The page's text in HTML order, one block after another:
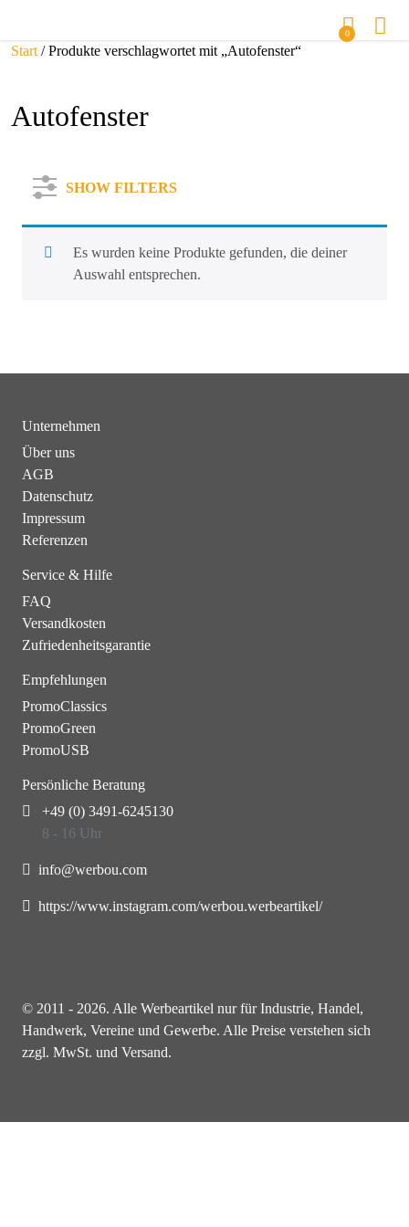
0
Start / Produkte verschlagwortet mit „Autofenster“
Autofenster
SHOW FILTERS
Es wurden keine Produkte gefunden, die deiner
Auswahl entsprechen.
Unternehmen
Über uns
AGB
Datenschutz
Impressum
Referenzen
Service & Hilfe
FAQ
Versandkosten
Zufriedenheitsgarantie
Empfehlungen
PromoClassics
PromoGreen
PromoUSB
Persönliche Beratung
+49 (0) 3491-6245130
8 - 16 Uhr
info@werbou.com
https://www.instagram.com/werbou.werbeartikel/
© 2011 - 2026. Alle Werbeartikel nur für Industrie, Handel,
Handwerk, Vereine und Gewerbe. Alle Preise verstehen sich
zzgl. MwSt. und Versand.